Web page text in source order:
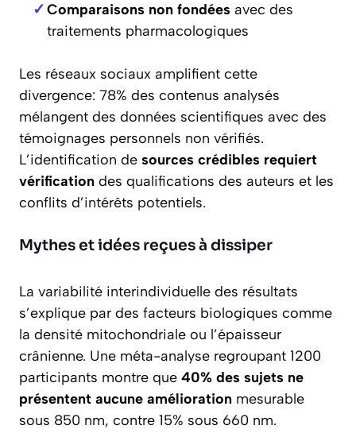
Comparaisons non fondées avec des
traitements pharmacologiques
Les réseaux sociaux amplifient cette
divergence: 78% des contenus analysés
mélangent des données scientifiques avec des
témoignages personnels non vérifiés.
L’identification de sources crédibles requiert
vérification des qualifications des auteurs et les
conflits d’intérêts potentiels.
Mythes et idées reçues à dissiper
La variabilité interindividuelle des résultats
s’explique par des facteurs biologiques comme
la densité mitochondriale ou l’épaisseur
crânienne. Une méta-analyse regroupant 1200
participants montre que 40% des sujets ne
présentent aucune amélioration mesurable
sous 850 nm, contre 15% sous 660 nm.